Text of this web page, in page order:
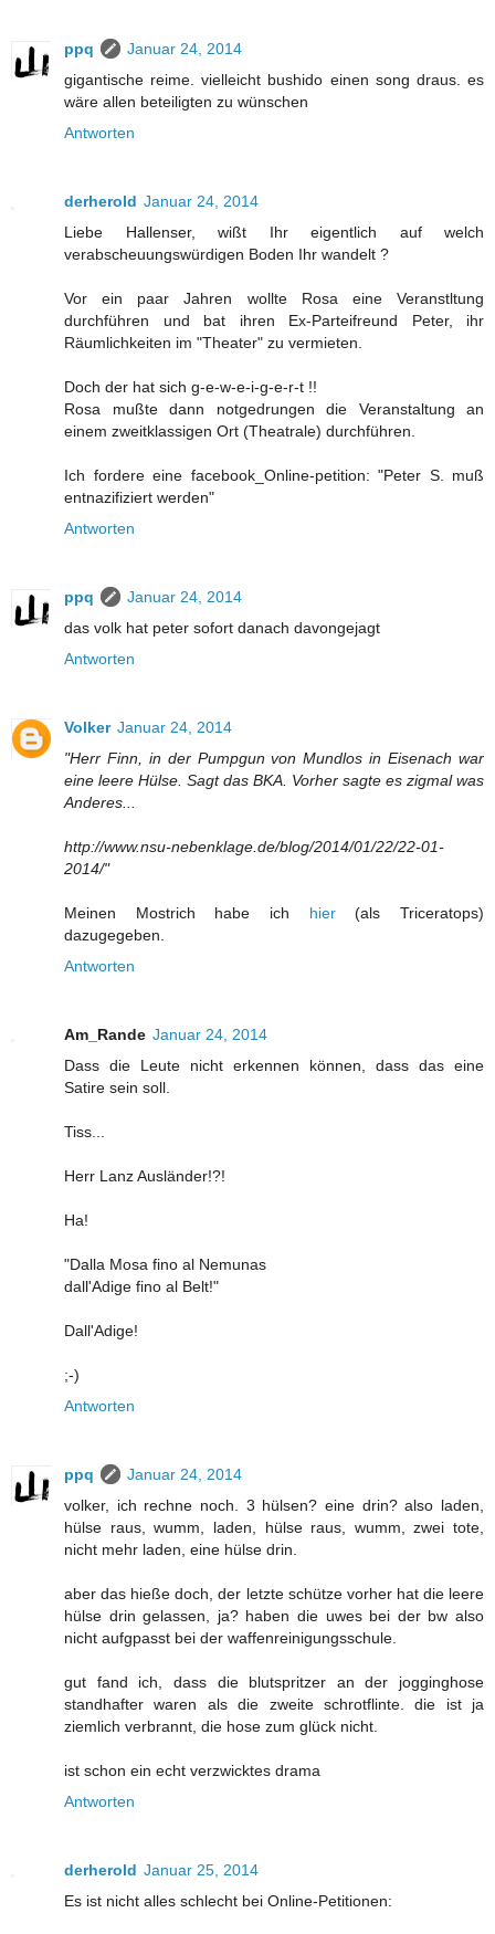
ppq
Januar 24, 2014
gigantische reime. vielleicht bushido einen song draus. es
wäre allen beteiligten zu wünschen
Antworten
derherold Januar 24, 2014
Liebe Hallenser, wißt Ihr eigentlich auf welch
verabscheuungswürdigen Boden Ihr wandelt ?
Vor ein paar Jahren wollte Rosa eine Veranstltung
durchführen und bat ihren Ex-Parteifreund Peter, ihr
Räumlichkeiten im "Theater" zu vermieten.
Doch der hat sich g-e-w-e-i-g-e-r-t !!
Rosa mußte dann notgedrungen die Veranstaltung an
einem zweitklassigen Ort (Theatrale) durchführen.
Ich fordere eine facebook_Online-petition: "Peter S. muß
entnazifiziert werden"
Antworten
ppq
Januar 24, 2014
das volk hat peter sofort danach davongejagt
Antworten
Volker Januar 24, 2014
"Herr Finn, in der Pumpgun von Mundlos in Eisenach war
eine leere Hülse. Sagt das BKA. Vorher sagte es zigmal was
Anderes...
http://www.nsu-nebenklage.de/blog/2014/01/22/22-01-
2014/"
Meinen Mostrich habe ich hier(als Triceratops)
dazugegeben.
Antworten
Am_Rande Januar 24, 2014
Dass die Leute nicht erkennen können, dass das eine
Satire sein soll.
Tiss...
Herr Lanz Ausländer!?!
Ha!
"Dalla Mosa fino al Nemunas
dall'Adige fino al Belt!"
Dall'Adige!
;-)
Antworten
ppq
Januar 24, 2014
volker, ich rechne noch. 3 hülsen? eine drin? also laden,
hülse raus, wumm, laden, hülse raus, wumm, zwei tote,
nicht mehr laden, eine hülse drin.
aber das hieße doch, der letzte schütze vorher hat die leere
hülse drin gelassen, ja? haben die uwes bei der bw also
nicht aufgpasst bei der waffenreinigungsschule.
gut fand ich, dass die blutspritzer an der jogginghose
standhafter waren als die zweite schrotflinte. die ist ja
ziemlich verbrannt, die hose zum glück nicht.
ist schon ein echt verzwicktes drama
Antworten
derherold Januar 25, 2014
Es ist nicht alles schlecht bei Online-Petitionen: